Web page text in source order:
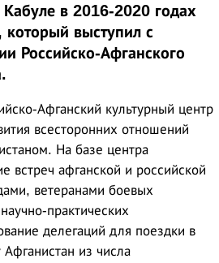
в 2016-2020 годах
который выступил с
Российско-Афганского
Афганский культурный центр
всесторонних отношений
На базе центра
встреч афганской и российской
ветеранами боевых
практических
делегаций для поездки в
из числа